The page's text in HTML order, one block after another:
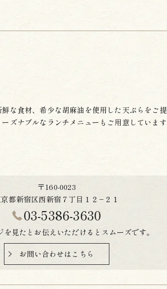
な食材、希少な胡麻油を使用した天ぷらをご
ズナブルなランチメニューもご用意していま
〒160-0023
都新宿区西新宿７丁目１２−２１
03-5386-3630
を見たとお伝えいただけるとスムーズです。
お問い合わせはこちら